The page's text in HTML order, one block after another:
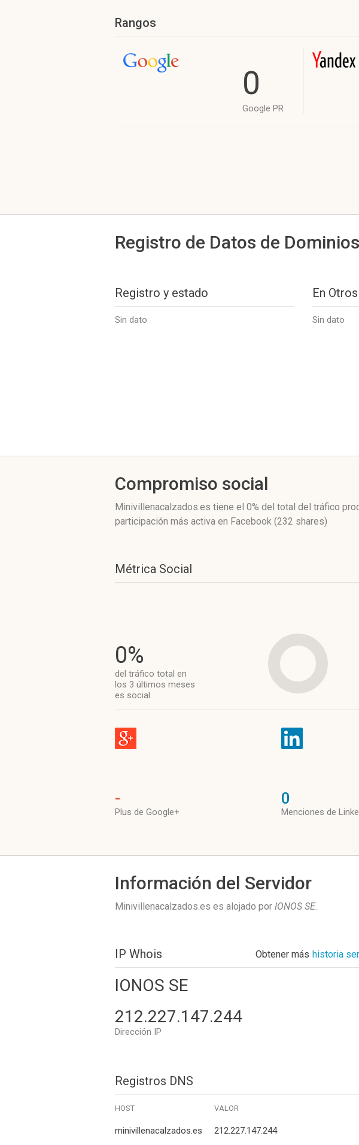
Rangos
0
Google PR
Registro de Datos de Dominios
Registro y estado
Sin dato
En
Sin dato
Compromiso social
Minivillenacalzados.es tiene el 0% del total del tráfico
participación más activa en Facebook (232 shares)
Métrica Social
0%
del tráfico total en
los 3 últimos meses
es social
-
Plus de Google+
0
Menciones de
Información del Servidor
Minivillenacalzados.es es alojado por IONOS SE.
IP Whois Obtener más historia
IONOS SE
212.227.147.244
Dirección IP
Registros DNS
HOST VALOR
minivillenacalzados.es 212.227.147.244